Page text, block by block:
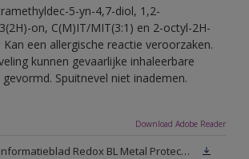
5-yn-4,7-diol, 1,2-
on, C(M)IT/MIT(3:1) en 2-octyl-2H-
een allergische reactie veroorzaken.
kunnen gevaarlijke inhaleerbare
Spuitnevel niet inademen.
Download Adobe Reader
Technisch Informatieblad Redox BL Metal Protect (PDF)